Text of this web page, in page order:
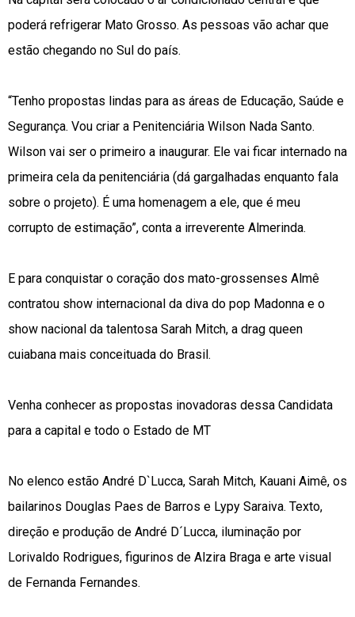
poderá refrigerar Mato Grosso. As pessoas vão achar que
estão chegando no Sul do país.
“Tenho propostas lindas para as áreas de Educação, Saúde e
Segurança. Vou criar a Penitenciária Wilson Nada Santo.
Wilson vai ser o primeiro a inaugurar. Ele vai ficar internado na
primeira cela da penitenciária (dá gargalhadas enquanto fala
sobre o projeto). É uma homenagem a ele, que é meu
corrupto de estimação”, conta a irreverente Almerinda.
E para conquistar o coração dos mato-grossenses Almê
contratou show internacional da diva do pop Madonna e o
show nacional da talentosa Sarah Mitch, a drag queen
cuiabana mais conceituada do Brasil.
Venha conhecer as propostas inovadoras dessa Candidata
para a capital e todo o Estado de MT
No elenco estão André D`Lucca, Sarah Mitch, Kauani Aimê, os
bailarinos Douglas Paes de Barros e Lypy Saraiva. Texto,
direção e produção de André D´Lucca, iluminação por
Lorivaldo Rodrigues, figurinos de Alzira Braga e arte visual
de Fernanda Fernandes.